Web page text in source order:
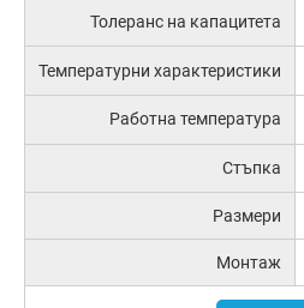
Толеранс на капацитета
Температурни характеристики
Работна температура
Стъпка
Размери
Монтаж